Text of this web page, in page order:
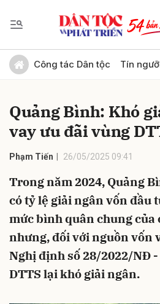
Công tác Dân tộc Tín
Quảng Bình: Khó
vay ưu đãi vùng
Phạm Tiến 26/05/2025 09:41
Trong năm 2024, Quảng
có tỷ lệ giải ngân vốn đầu
mức bình quân chung của
nhưng, đối với nguồn vốn
Nghị định số 28/2022/NĐ
DTTS lại khó giải ngân.
Gửi bình luận